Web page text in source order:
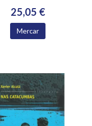
25,05 €
Mercar